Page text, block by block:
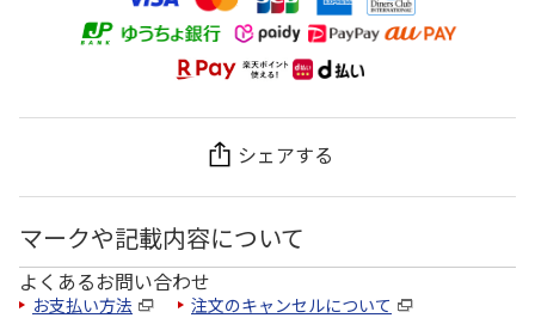
シェアする
マークや記載内容について
よくあるお問い合わせ
お支払い方法 注文のキャンセルについて